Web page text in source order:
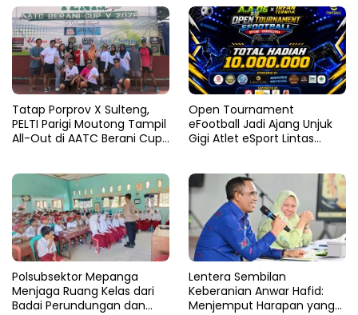
Tatap Porprov X Sulteng,
PELTI Parigi Moutong Tampil
All-Out di AATC Berani Cup
Open Tournament
eFootball Jadi Ajang Unjuk
Gigi Atlet eSport Lintas
Polsubsektor Mepanga
Menjaga Ruang Kelas dari
Badai Perundungan dan
Lentera Sembilan
Keberanian Anwar Hafid:
Menjemput Harapan yang